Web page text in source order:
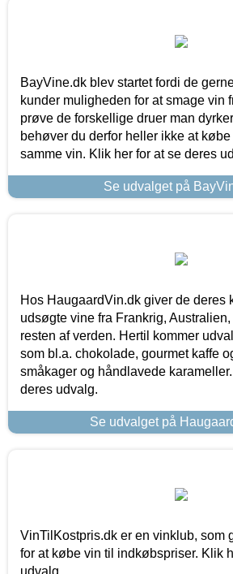
BayVine.dk blev startet fordi de
kunder muligheden for at smage vin
prøve de forskellige druer man
behøver du derfor heller ikke at
samme vin. Klik her for at se deres
Se udvalget på
Hos HaugaardVin.dk giver de deres
udsøgte vine fra Frankrig,
resten af verden. Hertil kommer
som bl.a. chokolade, gourmet kaffe
småkager og håndlavede
deres udvalg.
Se udvalget på
VinTilKostpris.dk er en vinklub, som
for at købe vin til indkøbspriser. Klik
udvalg.